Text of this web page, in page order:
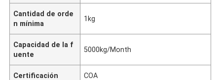
Cantidad de orde
n mínima
1kg
Capacidad de la f
uente
5000kg/Month
Certificación COA